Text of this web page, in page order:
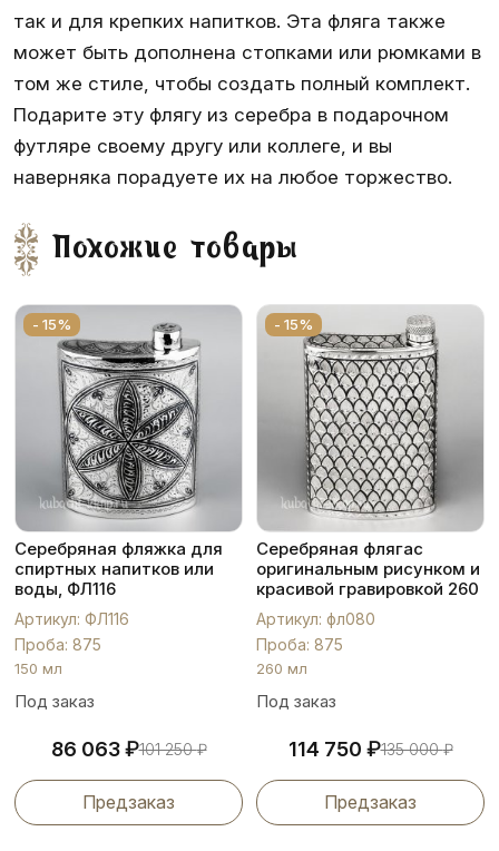
так и для крепких напитков. Эта фляга также
может быть дополнена стопками или рюмками в
том же стиле, чтобы создать полный комплект.
Подарите эту флягу из серебра в подарочном
футляре своему другу или коллеге, и вы
наверняка порадуете их на любое торжество.
Похожие товары
- 15%
Серебряная фляжка для
спиртных напитков или
воды, ФЛ116
Артикул: ФЛ116
Проба: 875
150 мл
Под заказ
86 063₽101 250₽
Предзаказ
- 15%
Серебряная флягас
оригинальным рисунком и
красивой гравировкой 260
мл, фл080
Артикул: фл080
Проба: 875
260 мл
Под заказ
114 750 ₽135 000₽
Предзаказ